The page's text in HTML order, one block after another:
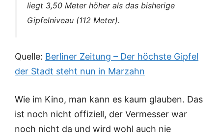
liegt 3,50 Meter höher als das bisherige
Gipfelniveau (112 Meter).
Quelle: Berliner Zeitung – Der höchste Gipfel
der Stadt steht nun in Marzahn
Wie im Kino, man kann es kaum glauben. Das
ist noch nicht offiziell, der Vermesser war
noch nicht da und wird wohl auch nie